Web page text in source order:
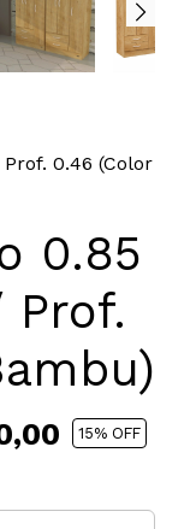
0.46 (Color
0.85
Prof.
15% OFF